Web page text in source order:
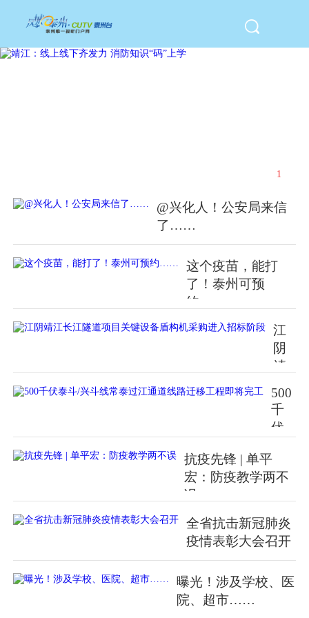
1
@兴化人！公安局来信
了……
这个疫苗，能打
了！泰州可预
约……
江
阴
靖
长
江
隧
项
键
设
备
盾
500
千
伏
斗/
兴
斗
线
常
江
抗疫先锋 | 单平
宏：防疫教学两不
误
全省抗击新冠肺炎
疫情表彰大会召开
曝光！涉及学校、医
院、超市……